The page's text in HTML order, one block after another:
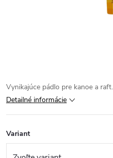
Vynikajúce pádlo pre kanoe a
Detailné informácie
Variant